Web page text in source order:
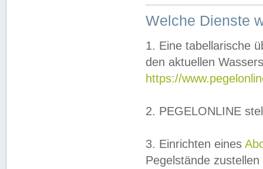
Welche Dienste
1. Eine tabellarische
den aktuellen
https://
2. PEGELONLINE
3. Einrichten eines
Pegelstände